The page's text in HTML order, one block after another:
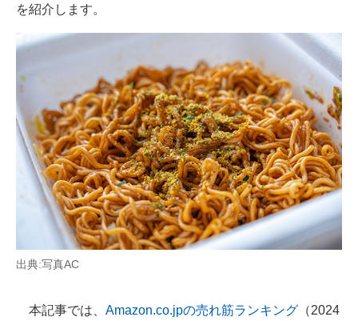
進化するPCとデバイスの未来
ビジネスと働き方のヒント
AI活用のいまが分かる
企業ITのトレンドを詳説
経営リーダーのコミュニティ
マーケ×ITの今がよく分かる
ITエンジニア向け専門サイト
を紹介します。
出典:写真AC
本記事では、 Amazon.co.jpの売れ筋ランキング （2024